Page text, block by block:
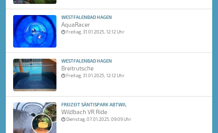
WESTFALENBAD HAGEN
AquaRacer
Freitag, 31.01.2025, 12:12 Uhr
WESTFALENBAD HAGEN
Breitrutsche
Freitag, 31.01.2025, 12:12 Uhr
FREIZEIT SÄNTISPARK ABTWIL
Wildbach VR Ride
Dienstag, 07.01.2025, 09:09 Uhr